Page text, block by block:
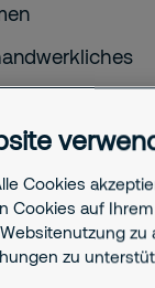
und
sowie
Cookies
Cookies auf
zu
zu